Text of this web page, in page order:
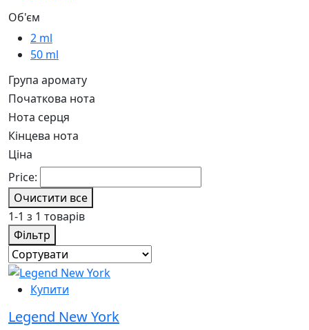
Об'єм
2 ml
50 ml
Група аромату
Початкова нота
Нота серця
Кінцева нота
Ціна
Price:
Очистити все
1-1 з 1 товарів
Фільтр
Купити
Legend New York